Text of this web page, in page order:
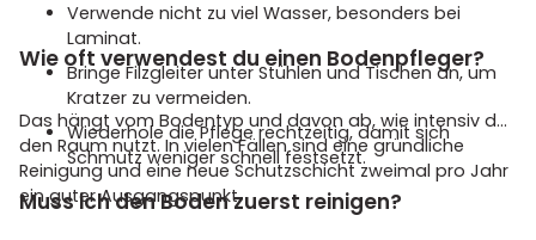
Verwende nicht zu viel Wasser, besonders bei
Laminat.
Bringe Filzgleiter unter Stühlen und Tischen an, um
Kratzer zu vermeiden.
Wiederhole die Pflege rechtzeitig, damit sich
Schmutz weniger schnell festsetzt.
Wie oft verwendest du einen Bodenpfleger?
Das hängt vom Bodentyp und davon ab, wie intensiv du
den Raum nutzt. In vielen Fällen sind eine gründliche
Reinigung und eine neue Schutzschicht zweimal pro Jahr
ein guter Ausgangspunkt.
Muss ich den Boden zuerst reinigen?